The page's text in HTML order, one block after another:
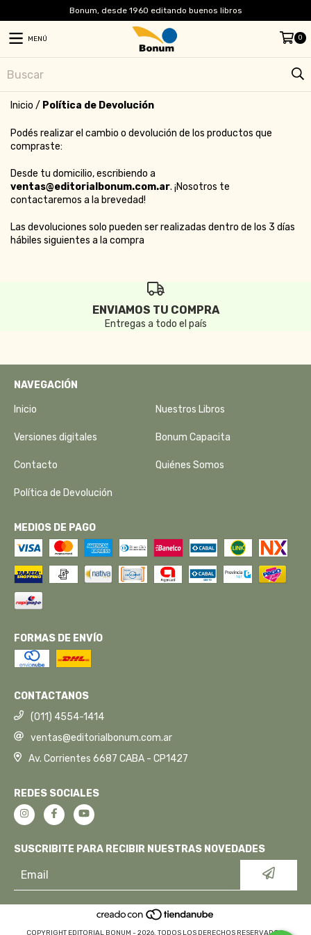
Bonum, desde 1960 editando buenos libros
MENÚ 0
Inicio / Política de Devolución
Podés realizar el cambio o devolución de los productos que
compraste:
Desde tu domicilio, escribiendo a
ventas@editorialbonum.com.ar. ¡Nosotros te
contactaremos a la brevedad!
Las devoluciones solo pueden ser realizadas dentro de los 3 días
hábiles siguientes a la compra
ENVIAMOS TU COMPRA
Entregas a todo el país
NAVEGACIÓN
Inicio Nuestros Libros
Versiones digitales Bonum Capacita
Contacto Quiénes Somos
Política de Devolución
MEDIOS DE PAGO
FORMAS DE ENVÍO
CONTACTANOS
(011) 4554-1414
ventas@editorialbonum.com.ar
Av. Corrientes 6687 CABA - CP1427
REDES SOCIALES
SUSCRIBITE PARA RECIBIR NUESTRAS NOVEDADES
COPYRIGHT EDITORIAL BONUM - 2026. TODOS LOS DERECHOS RESERVADOS.